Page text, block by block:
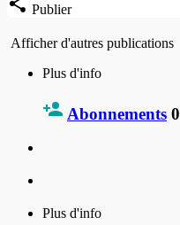
Publier
Afficher d'autres publications
Plus d'info
Abonnements 0
Plus d'info